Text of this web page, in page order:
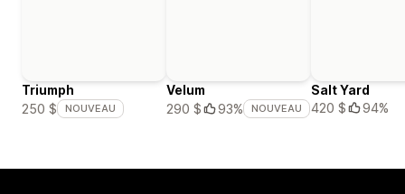
Triumph
250 $
NOUVEAU
Velum
290 $
93% NOUVEAU
Salt Yard
420 $
94%